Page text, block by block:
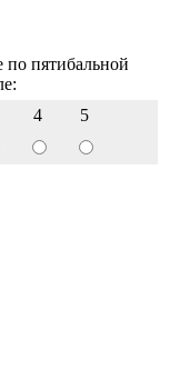
по пятибальной
4 5